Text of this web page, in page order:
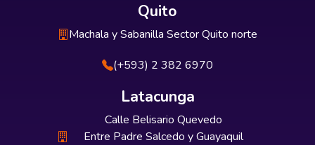
Quito
Machala y Sabanilla Sector Quito norte
(+593) 2 382 6970
Latacunga
Calle Belisario Quevedo
Entre Padre Salcedo y Guayaquil